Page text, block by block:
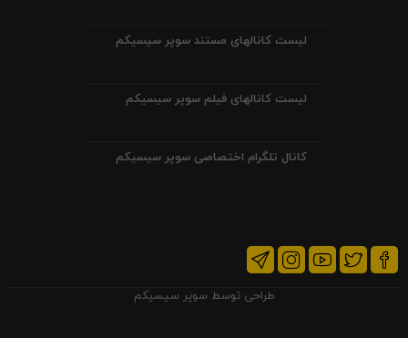
لیست کانالهای مستند سوپر سیسیکم
لیست کانالهای فیلم سوپر سیسیکم
کانال تلگرام اختصاصی سوپر سیسیکم
طراحی توسط سوپر سیسیکم